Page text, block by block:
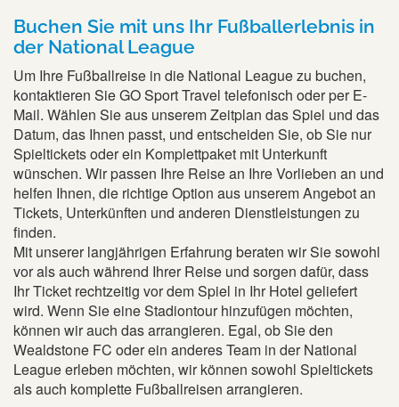
Buchen Sie mit uns Ihr Fußballerlebnis in
der National League
Um Ihre Fußballreise in die National League zu buchen,
kontaktieren Sie GO Sport Travel telefonisch oder per E-
Mail. Wählen Sie aus unserem Zeitplan das Spiel und das
Datum, das Ihnen passt, und entscheiden Sie, ob Sie nur
Spieltickets oder ein Komplettpaket mit Unterkunft
wünschen. Wir passen Ihre Reise an Ihre Vorlieben an und
helfen Ihnen, die richtige Option aus unserem Angebot an
Tickets, Unterkünften und anderen Dienstleistungen zu
finden.
Mit unserer langjährigen Erfahrung beraten wir Sie sowohl
vor als auch während Ihrer Reise und sorgen dafür, dass
Ihr Ticket rechtzeitig vor dem Spiel in Ihr Hotel geliefert
wird. Wenn Sie eine Stadiontour hinzufügen möchten,
können wir auch das arrangieren. Egal, ob Sie den
Wealdstone FC oder ein anderes Team in der National
League erleben möchten, wir können sowohl Spieltickets
als auch komplette Fußballreisen arrangieren.